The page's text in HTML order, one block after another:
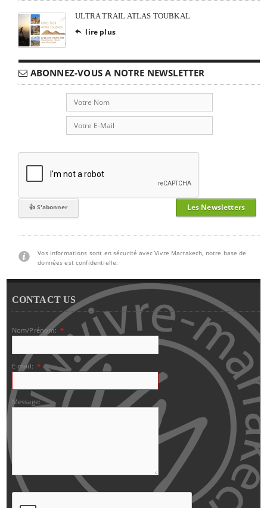
ULTRA TRAIL ATLAS TOUBKAL
 lire plus
ABONNEZ-VOUS A NOTRE NEWSLETTER
Les Newsletters
Vos informations sont en sécurité avec Vivre Marrakech, notre base de
données est confidentielle.
CONTACT US
Nom/Prénom: *
E-mail: *
Message: